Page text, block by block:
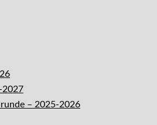
2027
– 2025-2026